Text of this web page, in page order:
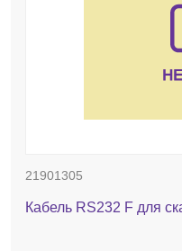
21901305
Кабель RS232 F для